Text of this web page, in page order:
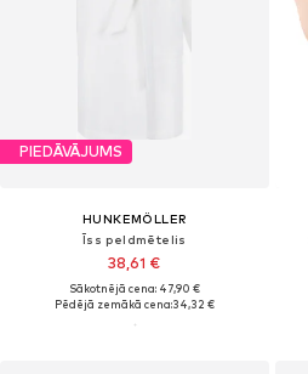
PIEDĀVĀJUMS
HUNKEMÖLLER
Īss peldmētelis
38,61 €
Sākotnējā cena: 47,90 €
Pēdējā zemākā cena:34,32 €